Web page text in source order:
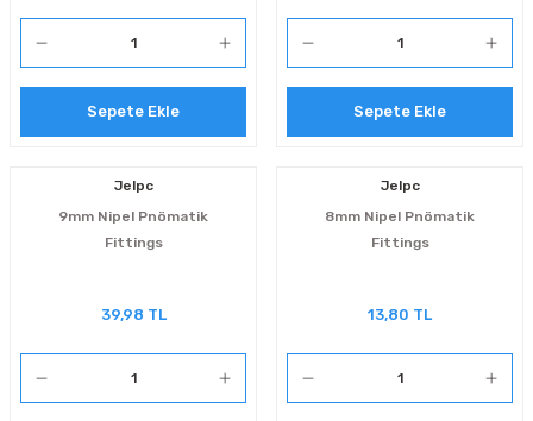
Sepete Ekle Sepete Ekle
Jelpc
9mm Nipel Pnömatik
Fittings
39,98 TL
Jelpc
8mm Nipel Pnömatik
Fittings
13,80 TL